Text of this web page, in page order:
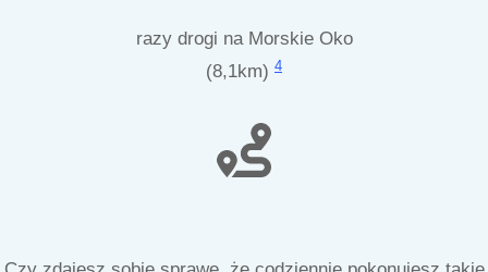
razy drogi na Morskie Oko
(8,1km) 4